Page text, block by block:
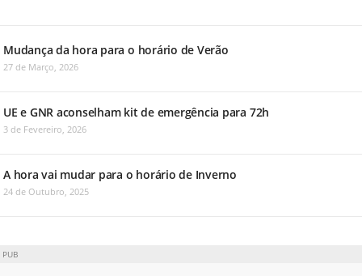
Mudança da hora para o horário de Verão
27 de Março, 2026
UE e GNR aconselham kit de emergência para 72h
3 de Fevereiro, 2026
A hora vai mudar para o horário de Inverno
24 de Outubro, 2025
PUB